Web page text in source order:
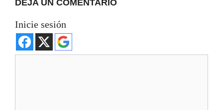
DEJA UN COMENTARIO
Inicie sesión